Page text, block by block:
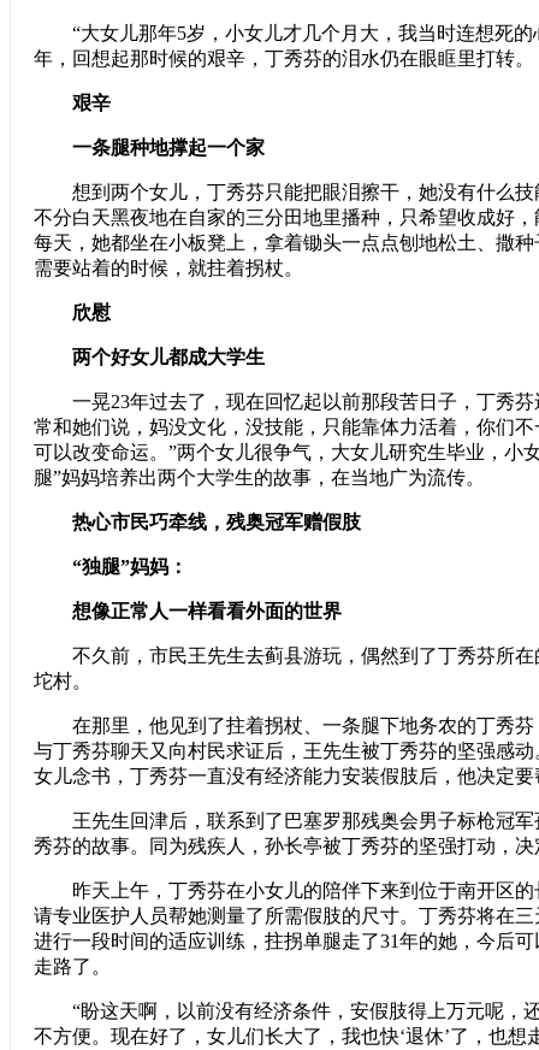
“大女儿那年5岁，小女儿才几个月大，我当时连想死
年，回想起那时候的艰辛，丁秀芬的泪水仍在眼眶里打转。
艰辛
一条腿种地撑起一个家
想到两个女儿，丁秀芬只能把眼泪擦干，她没有什么技
不分白天黑夜地在自家的三分田地里播种，只希望收成好
每天，她都坐在小板凳上，拿着锄头一点点刨地松土、撒
需要站着的时候，就拄着拐杖。
欣慰
两个好女儿都成大学生
一晃23年过去了，现在回忆起以前那段苦日子，丁秀芬
常和她们说，妈没文化，没技能，只能靠体力活着，你们
可以改变命运。”两个女儿很争气，大女儿研究生毕业，小
腿”妈妈培养出两个大学生的故事，在当地广为流传。
热心市民巧牵线，残奥冠军赠假肢
“独腿”妈妈：
想像正常人一样看看外面的世界
不久前，市民王先生去蓟县游玩，偶然到了丁秀芬所在
坨村。
在那里，他见到了拄着拐杖、一条腿下地务农的丁秀芬
与丁秀芬聊天又向村民求证后，王先生被丁秀芬的坚强感
女儿念书，丁秀芬一直没有经济能力安装假肢后，他决定
王先生回津后，联系到了巴塞罗那残奥会男子标枪冠军
秀芬的故事。同为残疾人，孙长亭被丁秀芬的坚强打动，
昨天上午，丁秀芬在小女儿的陪伴下来到位于南开区的
请专业医护人员帮她测量了所需假肢的尺寸。丁秀芬将在
进行一段时间的适应训练，拄拐单腿走了31年的她，今后
走路了。
“盼这天啊，以前没有经济条件，安假肢得上万元呢，
不方便。现在好了，女儿们长大了，我也快‘退休’了，也想